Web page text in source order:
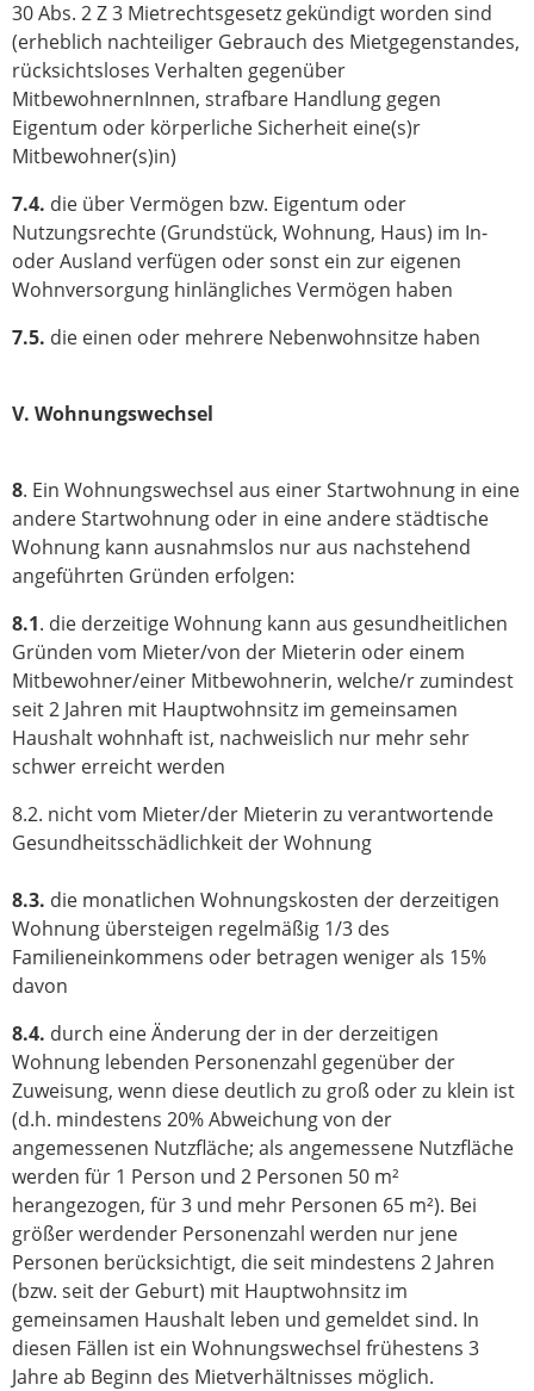
30 Abs. 2 Z 3 Mietrechtsgesetz gekündigt worden sind
(erheblich nachteiliger Gebrauch des Mietgegenstandes,
rücksichtsloses Verhalten gegenüber
MitbewohnernInnen, strafbare Handlung gegen
Eigentum oder körperliche Sicherheit eine(s)r
Mitbewohner(s)in)
7.4. die über Vermögen bzw. Eigentum oder
Nutzungsrechte (Grundstück, Wohnung, Haus) im In-
oder Ausland verfügen oder sonst ein zur eigenen
Wohnversorgung hinlängliches Vermögen haben
7.5. die einen oder mehrere Nebenwohnsitze haben
V. Wohnungswechsel
8. Ein Wohnungswechsel aus einer Startwohnung in eine
andere Startwohnung oder in eine andere städtische
Wohnung kann ausnahmslos nur aus nachstehend
angeführten Gründen erfolgen:
8.1. die derzeitige Wohnung kann aus gesundheitlichen
Gründen vom Mieter/von der Mieterin oder einem
Mitbewohner/einer Mitbewohnerin, welche/r zumindest
seit 2 Jahren mit Hauptwohnsitz im gemeinsamen
Haushalt wohnhaft ist, nachweislich nur mehr sehr
schwer erreicht werden
8.2. nicht vom Mieter/der Mieterin zu verantwortende
Gesundheitsschädlichkeit der Wohnung
8.3. die monatlichen Wohnungskosten der derzeitigen
Wohnung übersteigen regelmäßig 1/3 des
Familieneinkommens oder betragen weniger als 15%
davon
8.4. durch eine Änderung der in der derzeitigen
Wohnung lebenden Personenzahl gegenüber der
Zuweisung, wenn diese deutlich zu groß oder zu klein ist
(d.h. mindestens 20% Abweichung von der
angemessenen Nutzfläche; als angemessene Nutzfläche
werden für 1 Person und 2 Personen 50 m²
herangezogen, für 3 und mehr Personen 65 m²). Bei
größer werdender Personenzahl werden nur jene
Personen berücksichtigt, die seit mindestens 2 Jahren
(bzw. seit der Geburt) mit Hauptwohnsitz im
gemeinsamen Haushalt leben und gemeldet sind. In
diesen Fällen ist ein Wohnungswechsel frühestens 3
Jahre ab Beginn des Mietverhältnisses möglich.